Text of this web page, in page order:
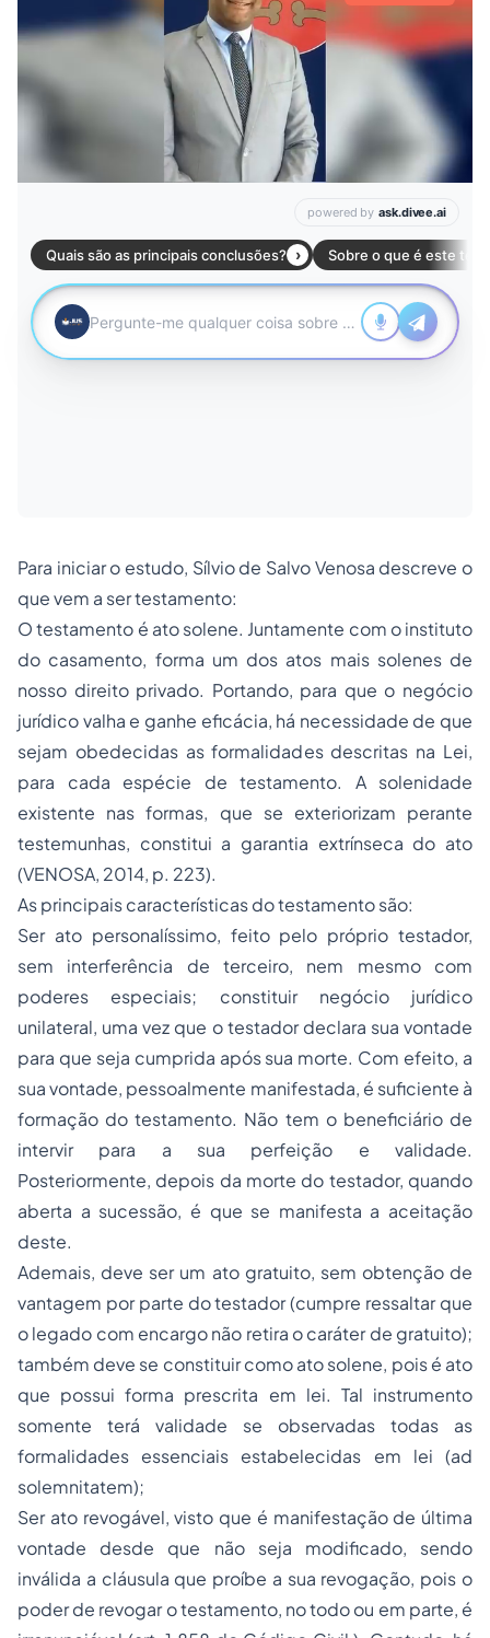
Para iniciar o estudo, Sílvio de Salvo Venosa descreve o
que vem a ser testamento:
O testamento é ato solene. Juntamente com o instituto
do casamento, forma um dos atos mais solenes de
nosso direito privado. Portando, para que o negócio
jurídico valha e ganhe eficácia, há necessidade de que
sejam obedecidas as formalidades descritas na Lei,
para cada espécie de testamento. A solenidade
existente nas formas, que se exteriorizam perante
testemunhas, constitui a garantia extrínseca do ato
(VENOSA, 2014, p. 223).
As principais características do testamento são:
Ser ato personalíssimo, feito pelo próprio testador,
sem interferência de terceiro, nem mesmo com
poderes especiais; constituir negócio jurídico
unilateral, uma vez que o testador declara sua vontade
para que seja cumprida após sua morte. Com efeito, a
sua vontade, pessoalmente manifestada, é suficiente à
formação do testamento. Não tem o beneficiário de
intervir para a sua perfeição e validade.
Posteriormente, depois da morte do testador, quando
aberta a sucessão, é que se manifesta a aceitação
deste.
Ademais, deve ser um ato gratuito, sem obtenção de
vantagem por parte do testador (cumpre ressaltar que
o legado com encargo não retira o caráter de gratuito);
também deve se constituir como ato solene, pois é ato
que possui forma prescrita em lei. Tal instrumento
somente terá validade se observadas todas as
formalidades essenciais estabelecidas em lei (ad
solemnitatem);
Ser ato revogável, visto que é manifestação de última
vontade desde que não seja modificado, sendo
inválida a cláusula que proíbe a sua revogação, pois o
poder de revogar o testamento, no todo ou em parte, é